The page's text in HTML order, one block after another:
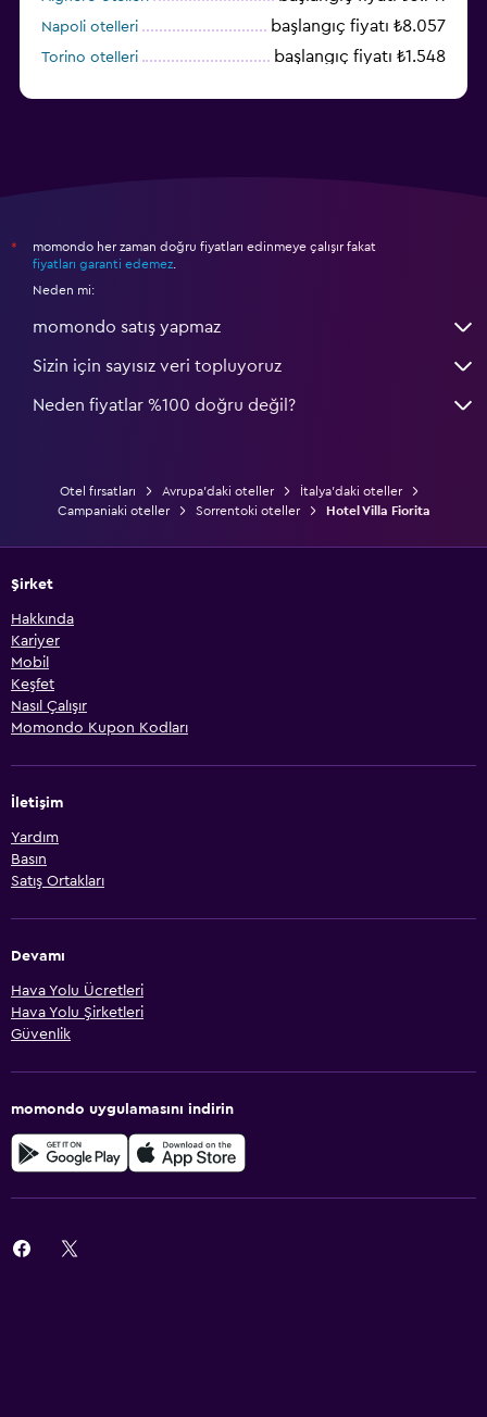
Napoli otelleri başlangıç fiyatı ₺8.057
Torino otelleri başlangıç fiyatı ₺1.548
*
momondo her zaman doğru fiyatları edinmeye çalışır fakat
fiyatları garanti edemez
Neden mi:
momondo satış yapmaz
Sizin için sayısız veri topluyoruz
Neden fiyatlar %100 doğru değil?
Otel fırsatları Avrupa'daki oteller
İtalya'daki oteller
Campaniaki oteller
Sorrentoki oteller Hotel Villa Fiorita
Şirket
Hakkında
Kariyer
Mobil
Keşfet
Nasıl Çalışır
Momondo Kupon Kodları
İletişim
Yardım
Basın
Satış Ortakları
Devamı
Hava Yolu Ücretleri
Hava Yolu Şirketleri
Güvenlik
momondo uygulamasını indirin